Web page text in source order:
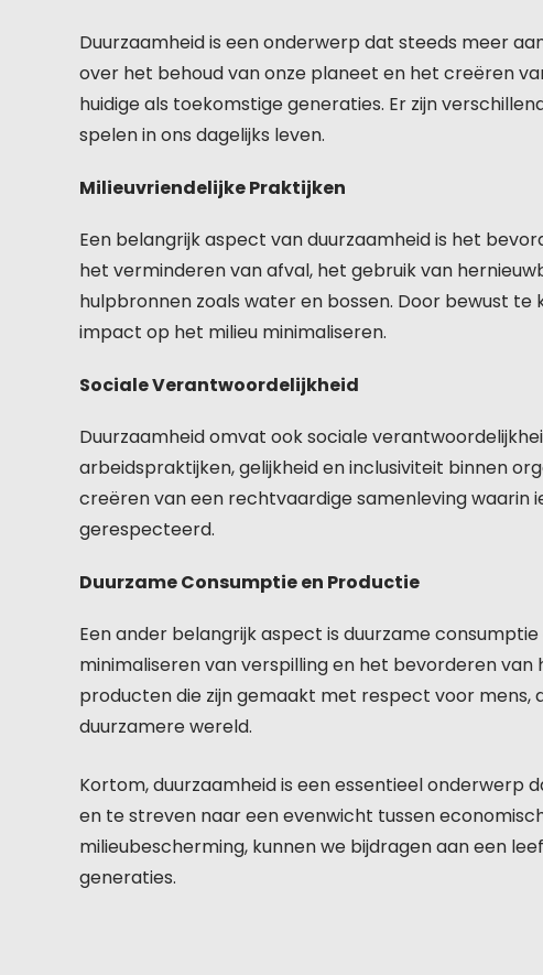
Duurzaamheid is een onderwerp dat steeds meer
over het behoud van onze planeet en het creëren
huidige als toekomstige generaties. Er zijn
spelen in ons dagelijks leven.
Milieuvriendelijke Praktijken
Een belangrijk aspect van duurzaamheid is het
het verminderen van afval, het gebruik van
hulpbronnen zoals water en bossen. Door bewust
impact op het milieu minimaliseren.
Sociale Verantwoordelijkheid
Duurzaamheid omvat ook sociale
arbeidspraktijken, gelijkheid en inclusiviteit binnen
creëren van een rechtvaardige samenleving waarin
gerespecteerd.
Duurzame Consumptie en Productie
Een ander belangrijk aspect is duurzame
minimaliseren van verspilling en het bevorderen
producten die zijn gemaakt met respect voor mens,
duurzamere wereld.
Kortom, duurzaamheid is een essentieel onderwerp
en te streven naar een evenwicht tussen
milieubescherming, kunnen we bijdragen aan een
generaties.